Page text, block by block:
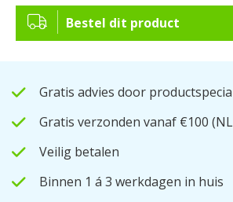
Bestel dit product
Gratis advies door
Gratis verzonden vanaf €100
Veilig betalen
Binnen 1 á 3 werkdagen in huis